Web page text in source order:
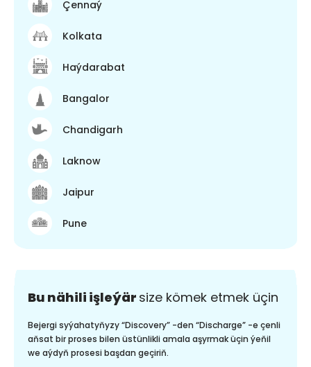
Çennaý
Kolkata
Haýdarabat
Bangalor
Chandigarh
Laknow
Jaipur
Pune
Bu nähili işleýär size kömek etmek üçin
Bejergi syýahatyňyzy “Discovery” -den “Discharge” -e çenli
aňsat bir proses bilen üstünlikli amala aşyrmak üçin ýeňil
we aýdyň prosesi başdan geçiriň.